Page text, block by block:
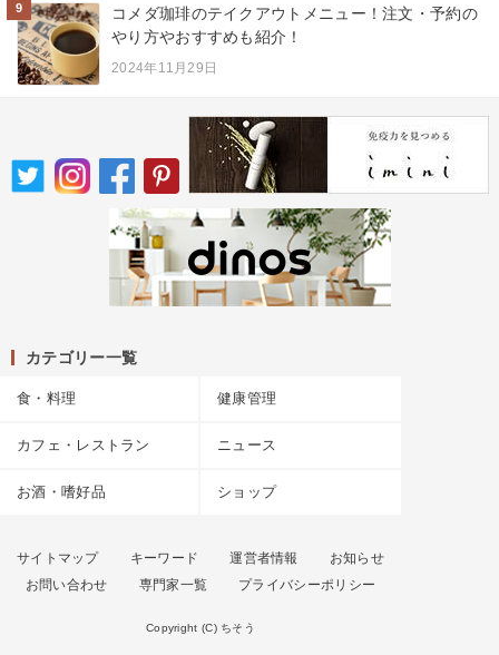
9
コメダ珈琲のテイクアウトメニュー！注文・予約の
やり方やおすすめも紹介！
2024年11月29日
カテゴリー一覧
食・料理 健康管理
カフェ・レストラン ニュース
お酒・嗜好品 ショップ
サイトマップ キーワード 運営者情報
お知らせ
お問い合わせ
専門家一覧 プライバシーポリシー
Copyright (C) ちそう